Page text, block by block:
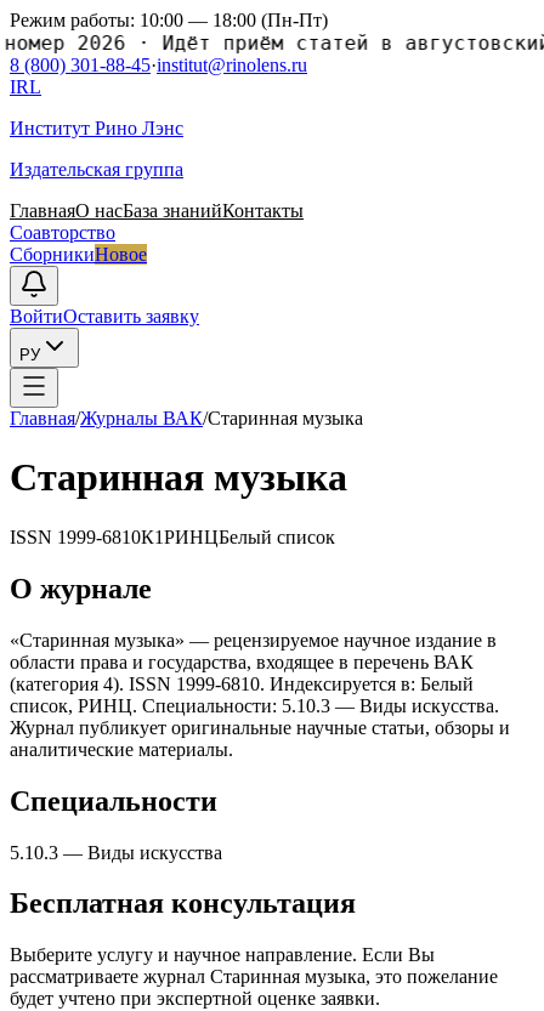
Режим работы: 10:00 — 18:00 (Пн-Пт)
2026·Идёт приём статей в августовский
8 (800) 301-88-45·institut@rinolens.ru
IRL
Институт Рино Лэнс
Издательская группа
ГлавнаяО насБаза знанийКонтакты
Соавторство
СборникиНовое
ВойтиОставить заявку
РУ
Главная/Журналы ВАК/Старинная музыка
Старинная музыка
ISSN 1999-6810К1РИНЦБелый список
О журнале
«Старинная музыка» — рецензируемое научное издание в
области права и государства, входящее в перечень ВАК
(категория 4). ISSN 1999-6810. Индексируется в: Белый
список, РИНЦ. Специальности: 5.10.3 — Виды искусства.
Журнал публикует оригинальные научные статьи, обзоры и
аналитические материалы.
Специальности
5.10.3 — Виды искусства
Бесплатная консультация
Выберите услугу и научное направление. Если Вы
рассматриваете журнал Старинная музыка, это пожелание
будет учтено при экспертной оценке заявки.